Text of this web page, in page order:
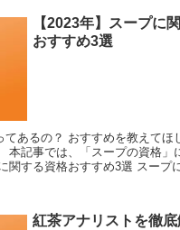
【2023年】スープに
おすすめ3選
てあるの？ おすすめを教えてほ
本記事では、「スープの資格」
関する資格おすすめ3選 スープ
紅茶アナリストを徹